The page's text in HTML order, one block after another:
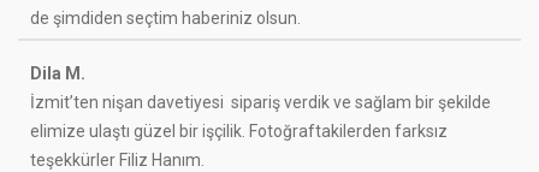
de şimdiden seçtim haberiniz olsun.
Dila M.
İzmit’ten nişan davetiyesi sipariş verdik ve sağlam bir şekilde
elimize ulaştı güzel bir işçilik. Fotoğraftakilerden farksız
teşekkürler Filiz Hanım.